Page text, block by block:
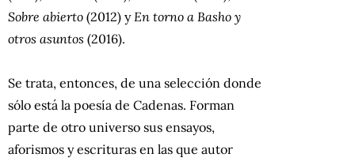
Sobre abierto (2012) y En torno a Basho y
otros asuntos (2016).
Se trata, entonces, de una selección donde
sólo está la poesía de Cadenas. Forman
parte de otro universo sus ensayos,
aforismos y escrituras en las que autor